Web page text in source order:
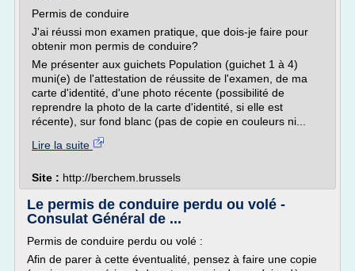
Permis de conduire
J'ai réussi mon examen pratique, que dois-je faire pour
obtenir mon permis de conduire?
Me présenter aux guichets Population (guichet 1 à 4)
muni(e) de l'attestation de réussite de l'examen, de ma
carte d'identité, d'une photo récente (possibilité de
reprendre la photo de la carte d'identité, si elle est
récente), sur fond blanc (pas de copie en couleurs ni...
Lire la suite
Site : http://berchem.brussels
Le permis de conduire perdu ou volé -
Consulat Général de ...
Permis de conduire perdu ou volé :
Afin de parer à cette éventualité, pensez à faire une copie